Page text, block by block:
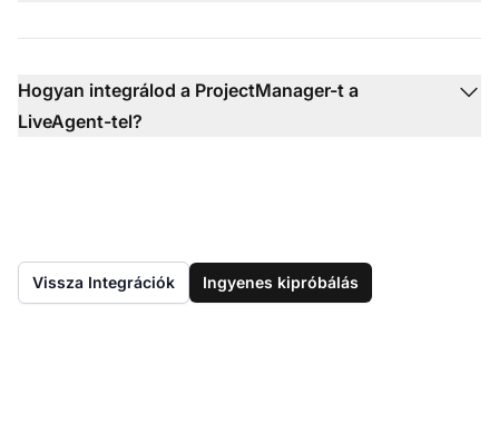
Hogyan integrálod a ProjectManager-t a
LiveAgent-tel?
Vissza Integrációk Ingyenes kipróbálás